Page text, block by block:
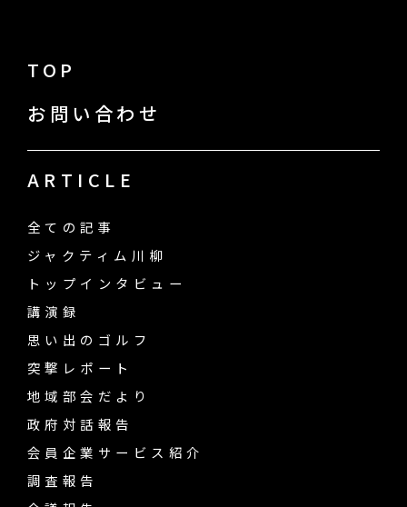
TOP
お問い合わせ
ARTICLE
全ての記事
ジャクティム川柳
トップインタビュー
講演録
思い出のゴルフ
突撃レポート
地域部会だより
政府対話報告
会員企業サービス紹介
調査報告